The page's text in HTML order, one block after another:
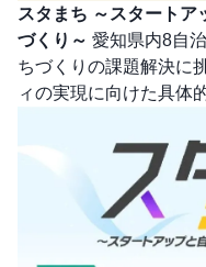
スタまち ～スタートア
づくり～ 愛知県内8自
ちづくりの課題解決に
ィの実現に向けた具体